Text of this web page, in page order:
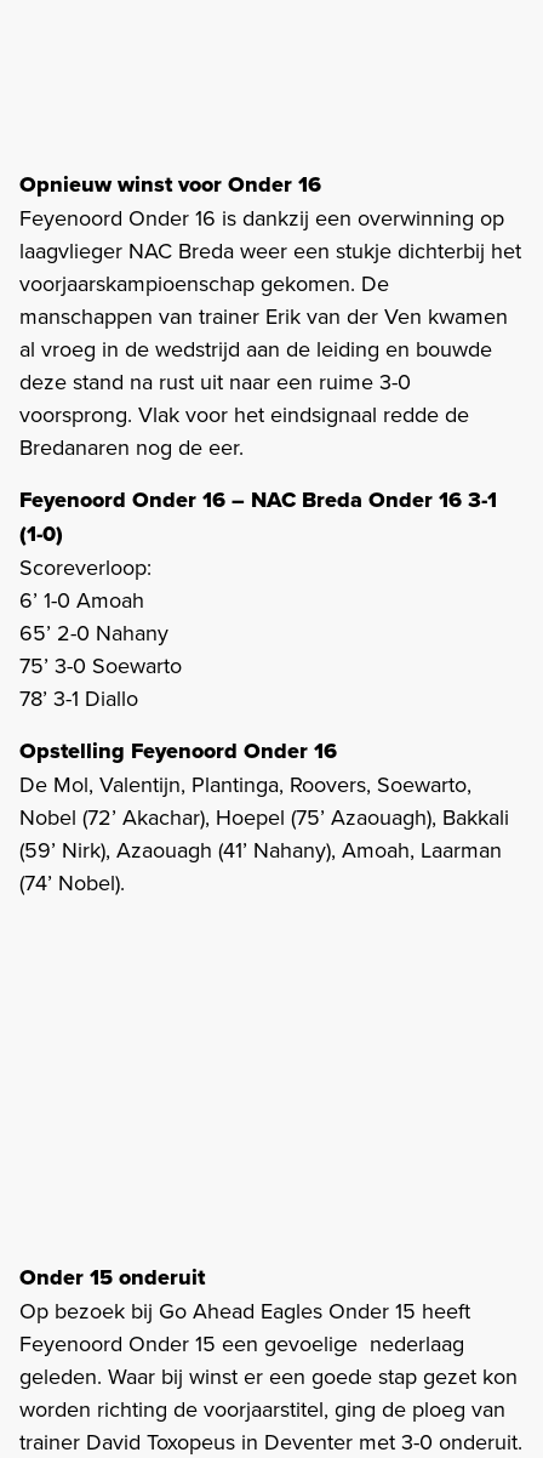
Opnieuw winst voor Onder 16
Feyenoord Onder 16 is dankzij een overwinning op
laagvlieger NAC Breda weer een stukje dichterbij het
voorjaarskampioenschap gekomen. De
manschappen van trainer Erik van der Ven kwamen
al vroeg in de wedstrijd aan de leiding en bouwde
deze stand na rust uit naar een ruime 3-0
voorsprong. Vlak voor het eindsignaal redde de
Bredanaren nog de eer.
Feyenoord Onder 16 – NAC Breda Onder 16 3-1
(1-0)
Scoreverloop:
6’ 1-0 Amoah
65’ 2-0 Nahany
75’ 3-0 Soewarto
78’ 3-1 Diallo
Opstelling Feyenoord Onder 16
De Mol, Valentijn, Plantinga, Roovers, Soewarto,
Nobel (72’ Akachar), Hoepel (75’ Azaouagh), Bakkali
(59’ Nirk), Azaouagh (41’ Nahany), Amoah, Laarman
(74’ Nobel).
Onder 15 onderuit
Op bezoek bij Go Ahead Eagles Onder 15 heeft
Feyenoord Onder 15 een gevoelige nederlaag
geleden. Waar bij winst er een goede stap gezet kon
worden richting de voorjaarstitel, ging de ploeg van
trainer David Toxopeus in Deventer met 3-0 onderuit.